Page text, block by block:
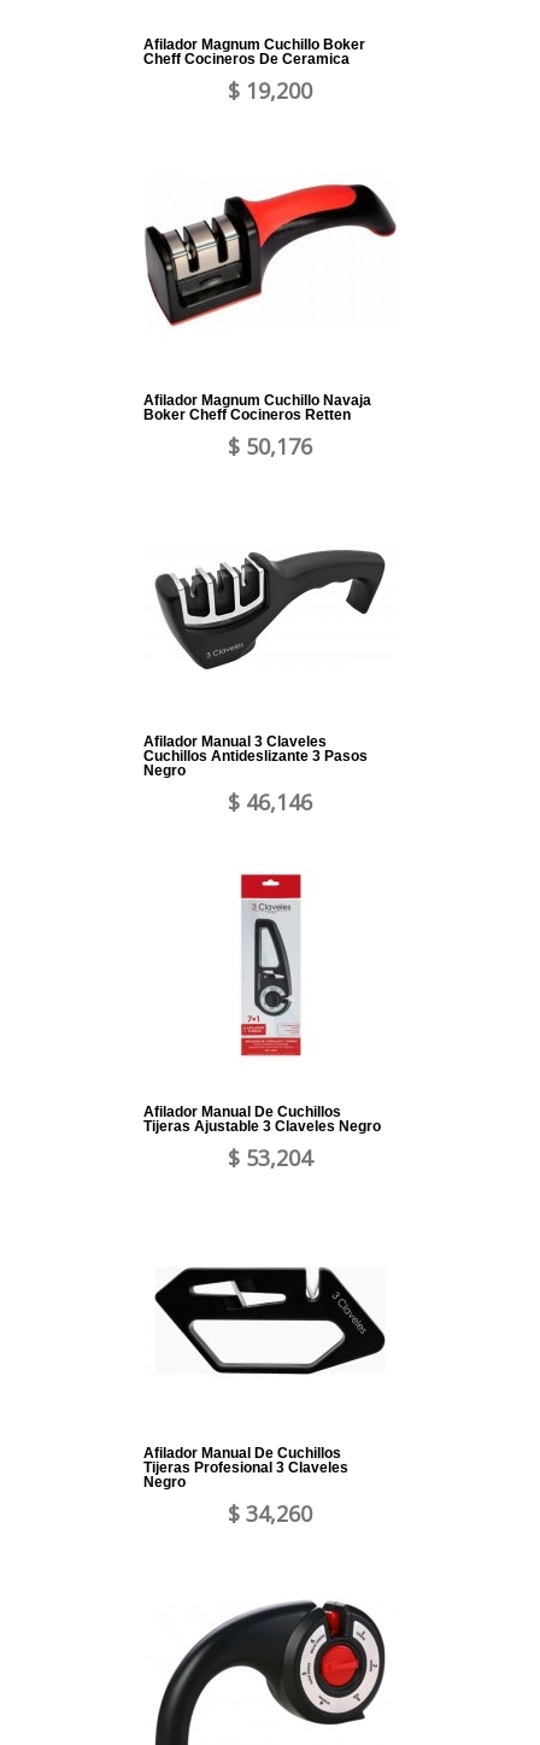
Afilador Magnum Cuchillo Boker
Cheff Cocineros De Ceramica
$ 19,200
Afilador Magnum Cuchillo Navaja
Boker Cheff Cocineros Retten
$ 50,176
Afilador Manual 3 Claveles
Cuchillos Antideslizante 3 Pasos
Negro
$ 46,146
Afilador Manual De Cuchillos
Tijeras Ajustable 3 Claveles Negro
$ 53,204
Afilador Manual De Cuchillos
Tijeras Profesional 3 Claveles
Negro
$ 34,260